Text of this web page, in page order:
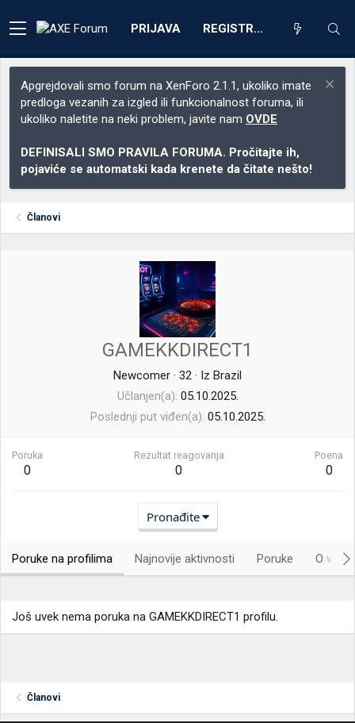
PRIJAVA REGISTRACIJA
Apgrejdovali smo forum na XenForo 2.1.1, ukoliko imate
predloga vezanih za izgled ili funkcionalnost foruma, ili
ukoliko naletite na neki problem, javite nam OVDE
DEFINISALI SMO PRAVILA FORUMA. Pročitajte ih,
pojaviće se automatski kada krenete da čitate nešto!
Članovi
GAMEKKDIRECT1
Newcomer · 32 · Iz Brazil
Učlanjen(a) 05.10.2025.
Poslednji put viđen(a) 05.10.2025.
Poruka
0
Rezultat reagovanja
0
Poena
0
Pronađite
Poruke na profilima Najnovije aktivnosti Poruke O
Još uvek nema poruka na GAMEKKDIRECT1 profilu.
Članovi